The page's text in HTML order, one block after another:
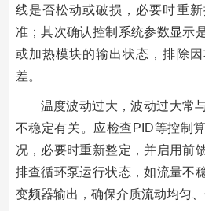
线是否松动或破损，必要时重
准；其次确认控制系统参数显示
或加热模块的输出状态，排除
差。
温度波动过大，波动过大常
不稳定有关。应检查PID等控制
况，必要时重新整定，并启用前
排查循环泵运行状态，如流量不
变频器输出，确保介质流动均匀、